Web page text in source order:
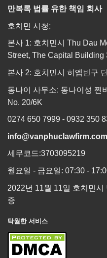
만복록 법률 유한 책임 회사
호치민 시청:
본사 1: 호치민시 Thu Dau
Street, The Capital Building
본사 2: 호치민시 히엡빈구
동나이 사무소: 동나이성 쩐
No. 20/6K
0274 650 7999 - 0932 350
info@vanphuclawfirm.com
세무코드:3703095219
월요일 - 금요일: 07:30 -
2022년 11월 11일 호치민
증
탁월한 서비스